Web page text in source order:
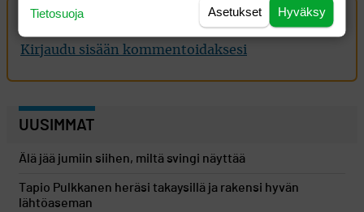
Kirjaudu sisään kommentoidaksesi
UUSIMMAT
Älä jää jumiin siihen, miltä svingi näyttää
Tapio Pulkkanen heräsi takaysillä ja rakensi hyvän
lähtöaseman
Hyväksy
Asetukset
Tietosuoja